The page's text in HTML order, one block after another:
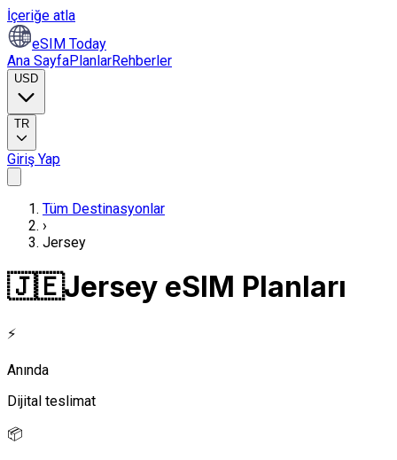
İçeriğe atla
eSIM Today
Ana SayfaPlanlarRehberler
USD
TR
Giriş Yap
Tüm Destinasyonlar
›
Jersey
🇯🇪Jersey eSIM Planları
⚡
Anında
Dijital teslimat
📦